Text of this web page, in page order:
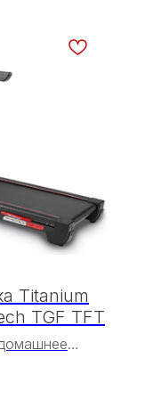
Titanium
TGF TFT
Fuji Electric